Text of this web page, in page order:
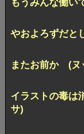
もうみんな働
やおよろずだ
またお前か (ヌ
イラストの毒は
サ)